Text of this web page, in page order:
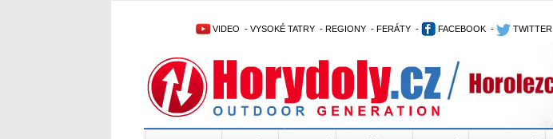
VIDEO - VYSOKÉ TATRY - REGIONY - FERÁTY - FACEBOOK - TWITTER